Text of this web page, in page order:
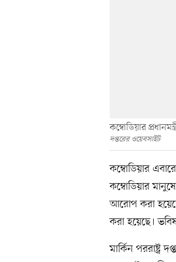
কম্বোডিয়ার
দপ্তরের ওয়েবসাইট
কম্বোডিয়ার
কম্বোডিয়ার
আরোপ করা
করা হয়েছে।
মার্কিন পররাষ্ট্র